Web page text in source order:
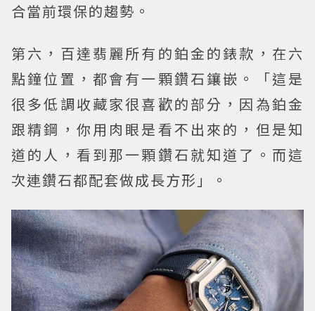
合當前環保的趨勢。
第六，百達翡麗所有的鉑金的錶款，在六
點鐘位置，都會有一顆鑽石鑲嵌。「這是
很多低調收藏家很喜歡的部分，因為鉑金
跟精鋼，你用肉眼是看不出來的，但是知
道的人，看到那一顆鑽石就知道了。而這
次連鑽石都配套做成長方形」。